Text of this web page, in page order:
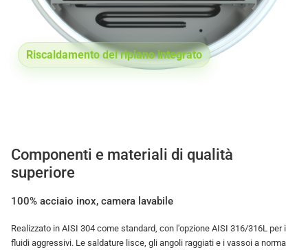
Riscaldamento del ripiano integrato
Componenti e materiali di qualità
superiore
100% acciaio inox, camera lavabile
Realizzato in AISI 304 come standard, con l'opzione AISI 316/316L per i
fluidi aggressivi. Le saldature lisce, gli angoli raggiati e i vassoi a norma